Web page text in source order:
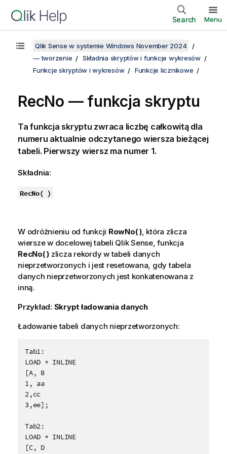
Search Menu
Qlik Sense w systemie Windows November 2024
— tworzenie
Składnia skryptów i funkcje wykresów
Funkcje skryptów i wykresów
Funkcje licznikowe
RecNo — funkcja skryptu
Ta funkcja skryptu zwraca liczbę całkowitą dla
numeru aktualnie odczytanego wiersza bieżącej
tabeli. Pierwszy wiersz ma numer 1.
Składnia:
RecNo( )
W odróżnieniu od funkcji RowNo( ), która zlicza
wiersze w docelowej tabeli Qlik Sense, funkcja
RecNo( ) zlicza rekordy w tabeli danych
nieprzetworzonych i jest resetowana, gdy tabela
danych nieprzetworzonych jest konkatenowana z
inną.
Przykład: Skrypt ładowania danych
Ładowanie tabeli danych nieprzetworzonych:
Tab1:
LOAD * INLINE
[A, B
1, aa
2,cc
3,ee];
Tab2:
LOAD * INLINE
[C, D